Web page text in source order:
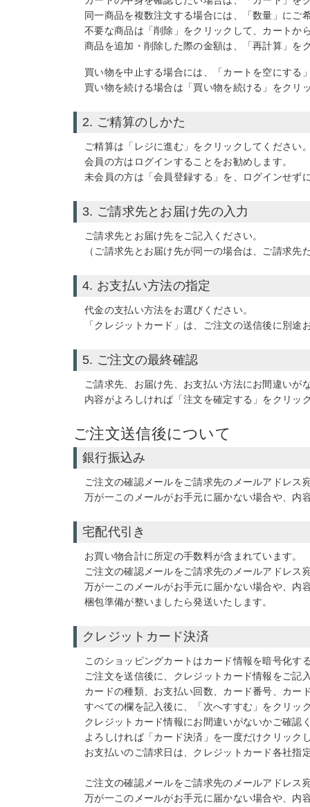
同一商品を複数注文する場合には、「数量」にご
不要な商品は「削除」をクリックして、カートか
商品を追加・削除した際の金額は、「再計算」を
買い物を中止する場合には、「カートを空にする
買い物を続ける場合は「買い物を続ける」をクリ
2. ご精算のしかた
ご精算は「レジに進む」をクリックしてください
会員の方はログインすることをお勧めします。
未会員の方は「会員登録する」を、ログインせず
3. ご請求先とお届け先の入力
ご請求先とお届け先をご記入ください。
（ご請求先とお届け先が同一の場合は、ご請求先
4. お支払い方法の指定
代金の支払い方法をお選びください。
「クレジットカード」 は、ご注文の送信後に別途
5. ご注文の最終確認
ご請求先、お届け先、お支払い方法にお間違いが
内容がよろしければ「注文を確定する」をクリッ
ご注文送信後について
銀行振込み
ご注文の確認メールをご請求先のメールアドレス
万が一このメールがお手元に届かない場合や、内
宅配代引き
お買い物合計に所定の手数料が含まれています。
ご注文の確認メールをご請求先のメールアドレス
万が一このメールがお手元に届かない場合や、内
梱包準備が整いましたら発送いたします。
クレジットカード決済
このショッピングカートはカード情報を暗号化す
ご注文を送信後に、クレジットカード情報をご記
カードの種類、お支払い回数、カード番号、カー
すべての欄を記入後に、「次へすすむ」をクリッ
クレジットカード情報にお間違いがないかご確認
よろしければ「カード決済」を一度だけクリック
お支払いのご請求日は、クレジットカード各社指
ご注文の確認メールをご請求先のメールアドレス
万が一このメールがお手元に届かない場合や、内